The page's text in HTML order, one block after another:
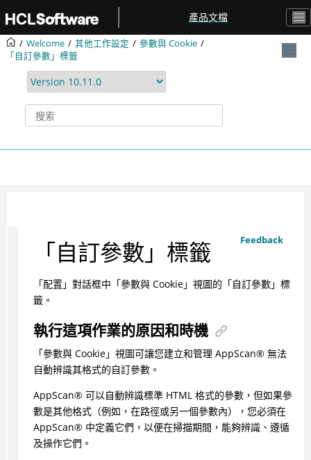
產品文檔
Welcome 其他工作設定
參數與 Cookie
「自訂參數」標籤
Feedback
「自訂參數」標籤
「配置」對話框中「參數與 Cookie」視圖的「自訂參數」標
籤。
執行這項作業的原因和時機
「參數與 Cookie」視圖可讓您建立和管理 AppScan® 無法
自動辨識其格式的自訂參數。
AppScan® 可以自動辨識標準 HTML 格式的參數，但如果參
數是其他格式（例如，在路徑或另一個參數內），您必須在
AppScan® 中定義它們，以便在掃描期間，能夠辨識、遵循
及操作它們。